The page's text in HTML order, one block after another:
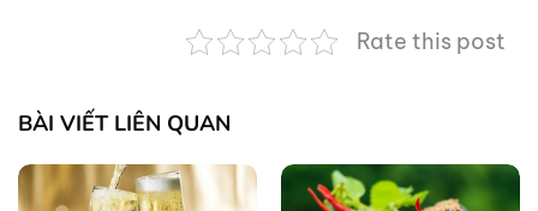
Rate this post
BÀI VIẾT LIÊN QUAN